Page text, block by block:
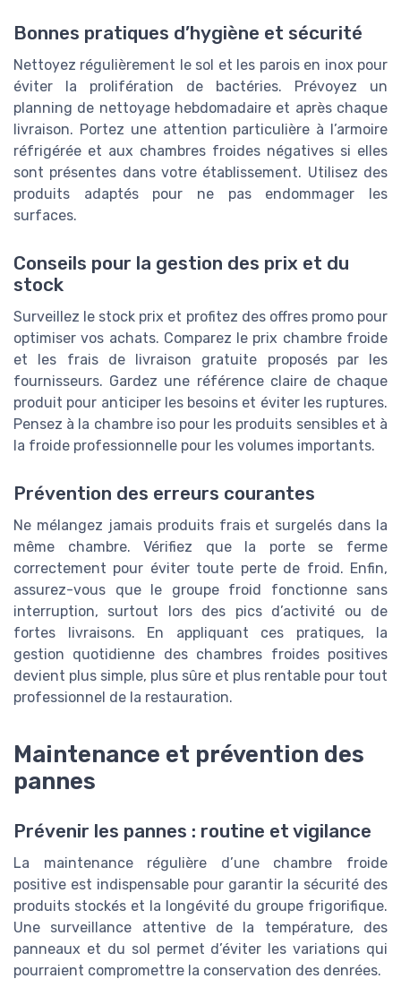
Bonnes pratiques d’hygiène et sécurité
Nettoyez régulièrement le sol et les parois en inox pour
éviter la prolifération de bactéries. Prévoyez un
planning de nettoyage hebdomadaire et après chaque
livraison. Portez une attention particulière à l’armoire
réfrigérée et aux chambres froides négatives si elles
sont présentes dans votre établissement. Utilisez des
produits adaptés pour ne pas endommager les
surfaces.
Conseils pour la gestion des prix et du
stock
Surveillez le stock prix et profitez des offres promo pour
optimiser vos achats. Comparez le prix chambre froide
et les frais de livraison gratuite proposés par les
fournisseurs. Gardez une référence claire de chaque
produit pour anticiper les besoins et éviter les ruptures.
Pensez à la chambre iso pour les produits sensibles et à
la froide professionnelle pour les volumes importants.
Prévention des erreurs courantes
Ne mélangez jamais produits frais et surgelés dans la
même chambre. Vérifiez que la porte se ferme
correctement pour éviter toute perte de froid. Enfin,
assurez-vous que le groupe froid fonctionne sans
interruption, surtout lors des pics d’activité ou de
fortes livraisons. En appliquant ces pratiques, la
gestion quotidienne des chambres froides positives
devient plus simple, plus sûre et plus rentable pour tout
professionnel de la restauration.
Maintenance et prévention des
pannes
Prévenir les pannes : routine et vigilance
La maintenance régulière d’une chambre froide
positive est indispensable pour garantir la sécurité des
produits stockés et la longévité du groupe frigorifique.
Une surveillance attentive de la température, des
panneaux et du sol permet d’éviter les variations qui
pourraient compromettre la conservation des denrées.